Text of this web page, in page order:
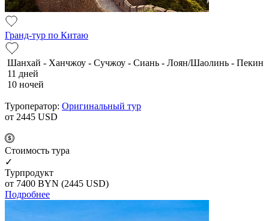
Гранд-тур по Китаю
Шанхай - Ханчжоу - Сучжоу - Сиань - Лоян/Шаолинь - Пекин
11 дней
10 ночей
Туроператор: Оригинальный тур
от 2445 USD
Cтоимость тура
✓
Турпродукт
от 7400 BYN (2445 USD)
Подробнее